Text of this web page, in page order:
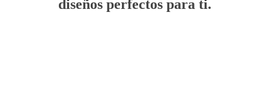
diseños perfectos para ti.